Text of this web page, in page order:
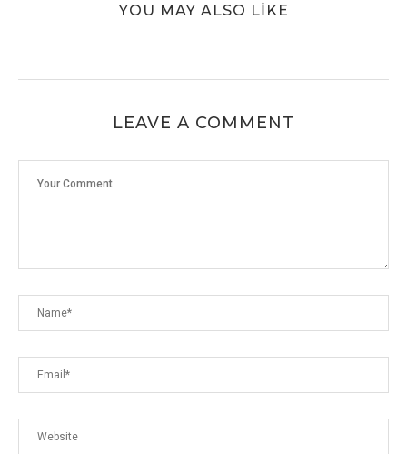
YOU MAY ALSO LIKE
LEAVE A COMMENT